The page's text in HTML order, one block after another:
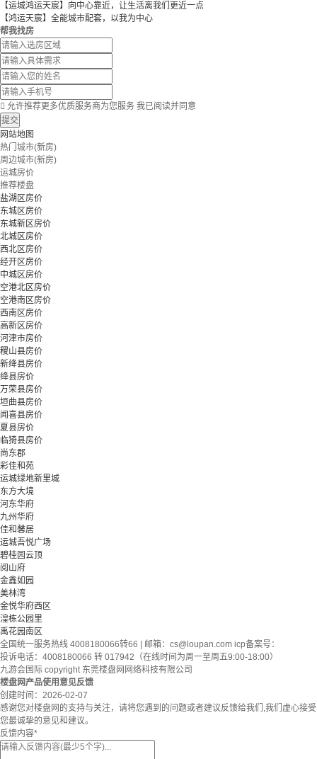
【运城鸿运天宸】向中心靠近，让生活离我们更近一点
【鸿运天宸】全能城市配套，以我为中心
帮我找房
 允许推荐更多优质服务商为您服务 我已阅读并同意
提交
网站地图
热门城市(新房)
周边城市(新房)
运城房价
推荐楼盘
盐湖区房价
东城区房价
东城新区房价
北城区房价
西北区房价
经开区房价
中城区房价
空港北区房价
空港南区房价
西南区房价
高新区房价
河津市房价
稷山县房价
新绛县房价
绛县房价
万荣县房价
垣曲县房价
闻喜县房价
夏县房价
临猗县房价
尚东郡
彩佳和苑
运城绿地新里城
东方大境
河东华府
九州华府
佳和馨居
运城吾悦广场
碧桂园云顶
阅山府
金鑫如园
美林湾
金悦华府西区
湟栋公园里
禹花园南区
全国统一服务热线 4008180066转66 | 邮箱： cs@loupan.com icp备案号：
投诉电话：4008180066 转 017942（在线时间为周一至周五9:00-18:00）
九游会国际 copyright 东莞楼盘网网络科技有限公司
楼盘网产品使用意见反馈
创建时间： 2026-02-07
感谢您对楼盘网的支持与关注，请将您遇到的问题或者建议反馈给我们,我们虚心接受
您最诚挚的意见和建议。
反馈内容*